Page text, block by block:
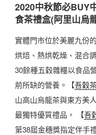
2020中秋節必BUY
食茶禮盒(阿里山烏
實體門市位於美麗九份
烘焙、熱烘乾燥、混合
30餘種五穀雜糧以食品
前所缺的營養。【吾穀
山高山烏龍茶與東方美
最獨特優質禮品， 【吾
第38屆金穗獎指定伴手